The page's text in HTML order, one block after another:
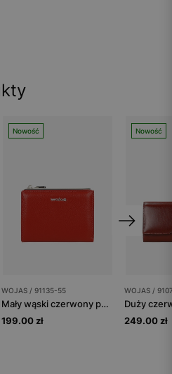
Nowość
WOJAS / 91135-55
Mały wąski czerwony portfel ze skóry licowej
199.00 zł
Nowość
WOJAS /
249.00 zł